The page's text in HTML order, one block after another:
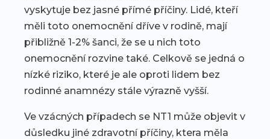
vyskytuje bez jasné přímé příčiny. Lidé, kteří
měli toto onemocnění dříve v rodině, mají
přibližně 1-2% šanci, že se u nich toto
onemocnění rozvine také. Celkově se jedná o
nízké riziko, které je ale oproti lidem bez
rodinné anamnézy stále výrazně vyšší.
Ve vzácných případech se NT1 může objevit v
důsledku jiné zdravotní příčiny, ktera měla